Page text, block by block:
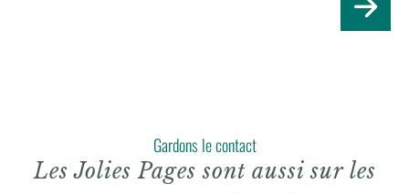
Gardons le contact
Les Jolies Pages sont aussi sur les